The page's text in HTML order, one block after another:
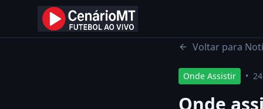
Voltar para
Onde Assistir •
Onde